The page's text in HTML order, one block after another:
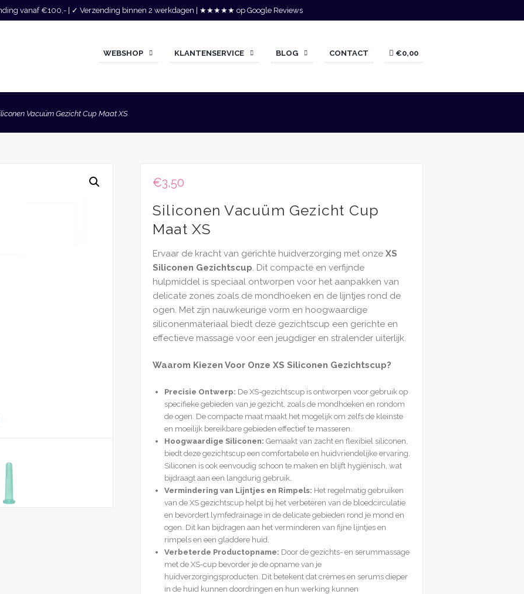
vanaf €100,- | ✓ Verzending binnen 2 werkdagen | ★★★★★ op Google Reviews
WEBSHOP KLANTENSERVICE BLOG CONTACT €0,00
Vacuüm Gezicht Cup Maat XS
€3,50
Siliconen Vacuüm Gezicht Cup
Maat XS
Ervaar de kracht van gerichte huidverzorging met onze XS
Siliconen Gezichtscup. Dit compacte en verfijnde
hulpmiddel is speciaal ontworpen voor het aanpakken van
delicate zones zoals de mondhoeken en de lijntjes rond de
ogen. Met zijn nauwkeurige vorm en hoogwaardige
siliconenmateriaal biedt deze gezichtscup een gerichte en
effectieve massage voor een jeugdiger en stralender uiterlijk.
Waarom Kiezen Voor Onze XS Siliconen Gezichtscup?
Precisie Ontwerp: De XS-gezichtscup is ontworpen voor gebruik op
specifieke gebieden van je gezicht, zoals de mondhoeken en rondom
de ogen. De compacte maat maakt het mogelijk om zelfs de kleinste
en moeilijk bereikbare gebieden effectief te masseren.
Hoogwaardige Siliconen: Gemaakt van zacht en flexibiel siliconen,
biedt deze gezichtscup een comfortabele en huidvriendelijke ervaring.
Siliconen is ook eenvoudig schoon te maken en blijft hygiënisch, wat
bijdraagt aan een langdurig gebruik.
Vermindering van Lijntjes en Rimpels: Het regelmatig gebruiken
van de XS gezichtscup helpt bij het verbeteren van de bloedcirculatie
en bevordert lymfedrainage in de delicate gebieden rond je mond en
ogen. Dit kan bijdragen aan het verminderen van fijne lijntjes en
rimpels en een gladdere huid.
Verbeterde Productopname: Door de gezichts- en serummassage
met de XS-cup bevorder je de opname van je
huidverzorgingsproducten. Dit betekent dat crèmes en serums dieper
in de huid kunnen doordringen en hun werking kunnen